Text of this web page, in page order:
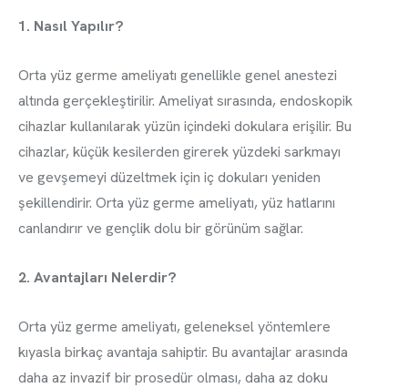
1. Nasıl Yapılır?
Orta yüz germe ameliyatı genellikle genel anestezi
altında gerçekleştirilir. Ameliyat sırasında, endoskopik
cihazlar kullanılarak yüzün içindeki dokulara erişilir. Bu
cihazlar, küçük kesilerden girerek yüzdeki sarkmayı
ve gevşemeyi düzeltmek için iç dokuları yeniden
şekillendirir. Orta yüz germe ameliyatı, yüz hatlarını
canlandırır ve gençlik dolu bir görünüm sağlar.
2. Avantajları Nelerdir?
Orta yüz germe ameliyatı, geleneksel yöntemlere
kıyasla birkaç avantaja sahiptir. Bu avantajlar arasında
daha az invazif bir prosedür olması, daha az doku